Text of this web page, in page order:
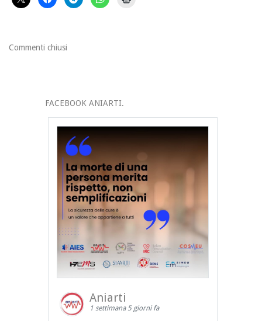
Commenti chiusi
FACEBOOK ANIARTI.
Aniarti
1 settimana 5 giorni fa